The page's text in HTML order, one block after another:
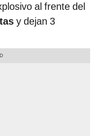
al frente del
y dejan 3